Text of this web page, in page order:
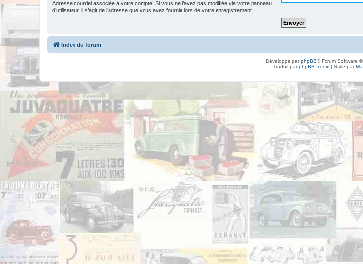
Adresse courriel associée à votre compte. Si vous ne l’avez pas modifiée via votre panneau
d’utilisateur, il s’agit de l’adresse que vous avez fournie lors de votre enregistrement.
Index du forum
Développé parphpBB® Forum Software
Traduit parphpBB-fr.com| Style par